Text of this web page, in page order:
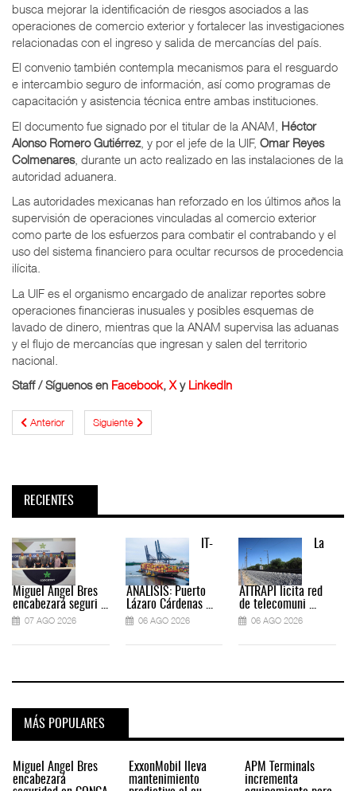
busca mejorar la identificación de riesgos asociados a las
operaciones de comercio exterior y fortalecer las investigaciones
relacionadas con el ingreso y salida de mercancías del país.
El convenio también contempla mecanismos para el resguardo
e intercambio seguro de información, así como programas de
capacitación y asistencia técnica entre ambas instituciones.
El documento fue signado por el titular de la ANAM, Héctor
Alonso Romero Gutiérrez, y por el jefe de la UIF, Omar Reyes
Colmenares, durante un acto realizado en las instalaciones de la
autoridad aduanera.
Las autoridades mexicanas han reforzado en los últimos años la
supervisión de operaciones vinculadas al comercio exterior
como parte de los esfuerzos para combatir el contrabando y el
uso del sistema financiero para ocultar recursos de procedencia
ilícita.
La UIF es el organismo encargado de analizar reportes sobre
operaciones financieras inusuales y posibles esquemas de
lavado de dinero, mientras que la ANAM supervisa las aduanas
y el flujo de mercancías que ingresan y salen del territorio
nacional.
Staff/Síguenos en Facebook, Xy LinkedIn
Anterior Siguiente
RECIENTES
Miguel Ángel Bres
encabezará seguri ...
07 AGO 2026
IT-
ANÁLISIS: Puerto
Lázaro Cárdenas ...
06 AGO 2026
La
ATTRAPI licita red
de telecomuni ...
06 AGO 2026
MÁS POPULARES
Miguel Ángel Bres
encabezará
ExxonMobil lleva
mantenimiento
APM Terminals
incrementa